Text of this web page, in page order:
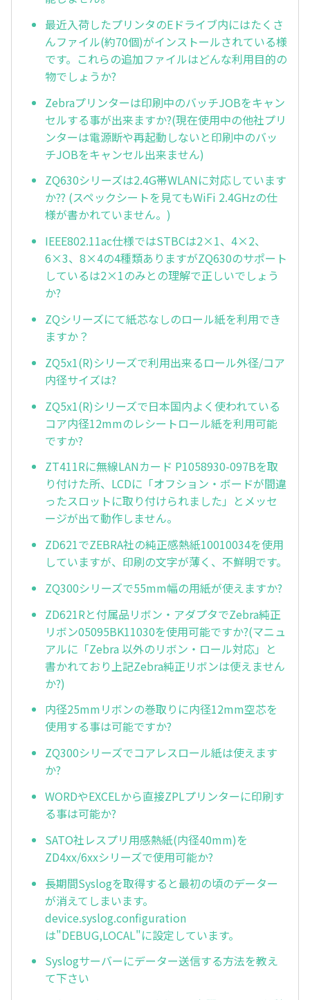
最近入荷したプリンタのEドライブ内にはたくさ
んファイル(約70個)がインストールされている様
です。これらの追加ファイルはどんな利用目的の
物でしょうか?
Zebraプリンターは印刷中のバッチJOBをキャン
セルする事が出来ますか?(現在使用中の他社プリ
ンターは電源断や再起動しないと印刷中のバッ
チJOBをキャンセル出来ません)
ZQ630シリーズは2.4G帯WLANに対応しています
か?? (スペックシートを見てもWiFi 2.4GHzの仕
様が書かれていません。)
IEEE802.11ac仕様ではSTBCは2×1、4×2、
6×3、8×4の4種類ありますがZQ630のサポート
しているは2×1のみとの理解で正しいでしょう
か?
ZQシリーズにて紙芯なしのロール紙を利用でき
ますか？
ZQ5x1(R)シリーズで利用出来るロール外径/コア
内径サイズは?
ZQ5x1(R)シリーズで日本国内よく使われている
コア内径12mmのレシートロール紙を利用可能
ですか?
ZT411Rに無線LANカード P1058930-097Bを取
り付けた所、LCDに「オフション・ボードが間違
ったスロットに取り付けられました」とメッセ
ージが出て動作しません。
ZD621でZEBRA社の純正感熱紙10010034を使用
していますが、印刷の文字が薄く、不鮮明です。
ZQ300シリーズで55mm幅の用紙が使えますか?
ZD621Rと付属品リボン・アダプタでZebra純正
リボン05095BK11030を使用可能ですか?(マニュ
アルに「Zebra 以外のリボン・ロール対応」と
書かれており上記Zebra純正リボンは使えません
か?)
内径25mmリボンの巻取りに内径12mm空芯を
使用する事は可能ですか?
ZQ300シリーズでコアレスロール紙は使えます
か?
WORDやEXCELから直接ZPLプリンターに印刷す
る事は可能か?
SATO社レスプリ用感熱紙(内径40mm)を
ZD4xx/6xxシリーズで使用可能か?
長期間Syslogを取得すると最初の頃のデーター
が消えてしまいます。
device.syslog.configuration
は"DEBUG,LOCAL"に設定しています。
Syslogサーバーにデーター送信する方法を教え
て下さい